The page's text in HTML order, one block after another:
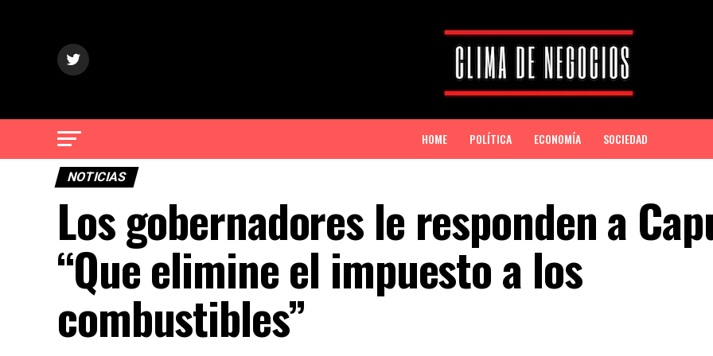
HOME POLÍTICA ECONOMÍA SOCIEDAD
NOTICIAS
Los gobernadores le responden a
“Que elimine el impuesto a los
combustibles”